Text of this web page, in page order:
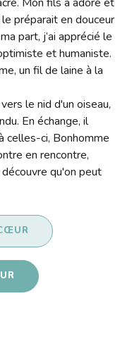
préparait en douceur
part, j’ai apprécié le
et humaniste.
un fil de laine à la
le nid d'un oiseau,
En échange, il
celles-ci, Bonhomme
en rencontre,
qu'on peut